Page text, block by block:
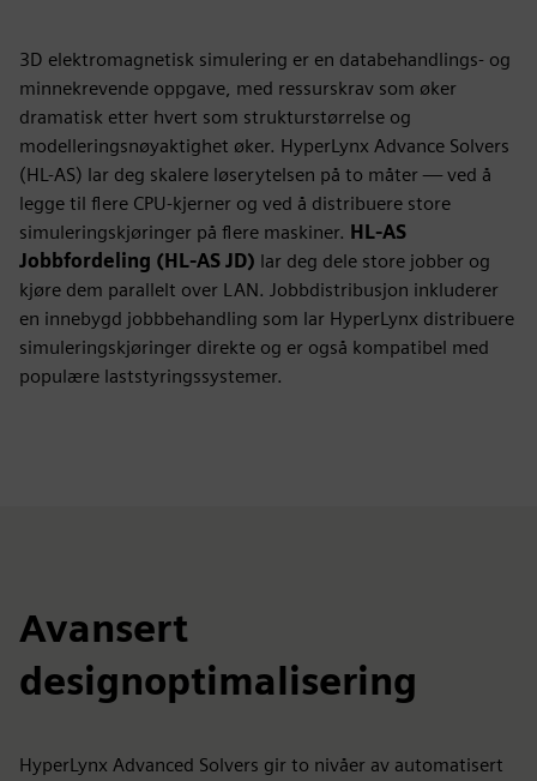
3D elektromagnetisk simulering er en databehandlings- og
minnekrevende oppgave, med ressurskrav som øker
dramatisk etter hvert som strukturstørrelse og
modelleringsnøyaktighet øker. HyperLynx Advance Solvers
(HL-AS) lar deg skalere løserytelsen på to måter — ved å
legge til flere CPU-kjerner og ved å distribuere store
simuleringskjøringer på flere maskiner. HL-AS
Jobbfordeling (HL-AS JD) lar deg dele store jobber og
kjøre dem parallelt over LAN. Jobbdistribusjon inkluderer
en innebygd jobbbehandling som lar HyperLynx distribuere
simuleringskjøringer direkte og er også kompatibel med
populære laststyringssystemer.
Avansert
designoptimalisering
HyperLynx Advanced Solvers gir to nivåer av automatisert